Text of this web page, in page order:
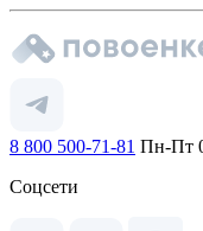
8 800 500-71-81 Пн-Пт
Соцсети